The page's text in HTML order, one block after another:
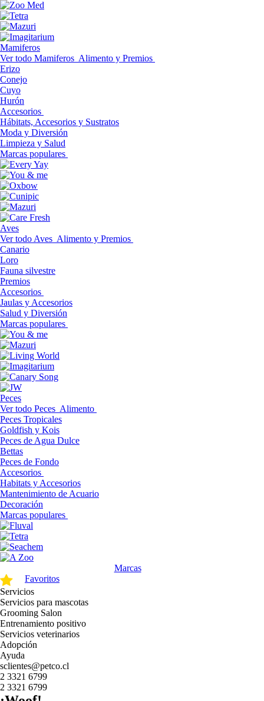
Mamiferos
Ver todo Mamiferos Alimento y Premios
Erizo
Conejo
Cuyo
Hurón
Accesorios
Hábitats, Accesorios y Sustratos
Moda y Diversión
Limpieza y Salud
Marcas populares
Aves
Ver todo Aves Alimento y Premios
Canario
Loro
Fauna silvestre
Premios
Accesorios
Jaulas y Accesorios
Salud y Diversión
Marcas populares
Peces
Ver todo Peces Alimento
Peces Tropicales
Goldfish y Kois
Peces de Agua Dulce
Bettas
Peces de Fondo
Accesorios
Habitats y Accesorios
Mantenimiento de Acuario
Decoración
Marcas populares
Marcas
Favoritos
Servicios
Servicios para mascotas
Grooming Salon
Entrenamiento positivo
Servicios veterinarios
Adopción
Ayuda
sclientes@petco.cl
2 3321 6799
2 3321 6799